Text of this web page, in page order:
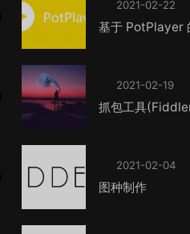
2021-02-22
基于 PotPlayer
2021-02-19
抓包工具
2021-02-04
图种制作